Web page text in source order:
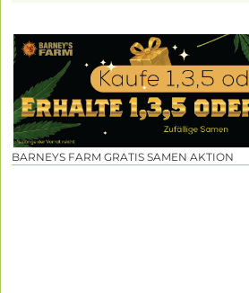
BARNEYS FARM GRATIS SAMEN AKTION